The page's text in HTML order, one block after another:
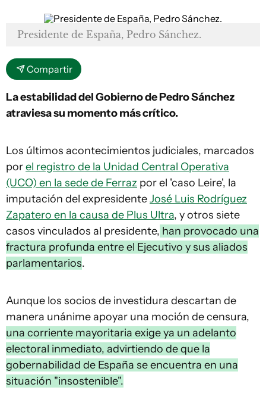
Presidente de España, Pedro Sánchez.
Compartir
La estabilidad del Gobierno de Pedro Sánchez
atraviesa su momento más crítico.
Los últimos acontecimientos judiciales, marcados
porel registro de la Unidad Central Operativa
(UCO) en la sede de Ferraz por el 'caso Leire', la
imputación del expresidenteJosé Luis Rodríguez
Zapatero en la causa de Plus Ultra, y otros siete
casos vinculados al presidente, han provocado una
fractura profunda entre el Ejecutivo y sus aliados
parlamentarios.
Aunque los socios de investidura descartan de
manera unánime apoyar una moción de censura,
una corriente mayoritaria exige ya un adelanto
electoral inmediato, advirtiendo de que la
gobernabilidad de España se encuentra en una
situación "insostenible".